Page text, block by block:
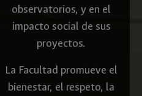
observatorios, y en el
impacto social de sus
proyectos.
La Facultad promueve el
bienestar, el respeto, la